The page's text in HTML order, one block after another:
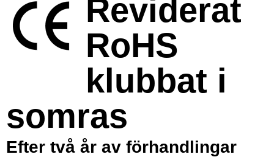
Reviderat
RoHS
klubbat i
somras
Efter två år av förhandlingar